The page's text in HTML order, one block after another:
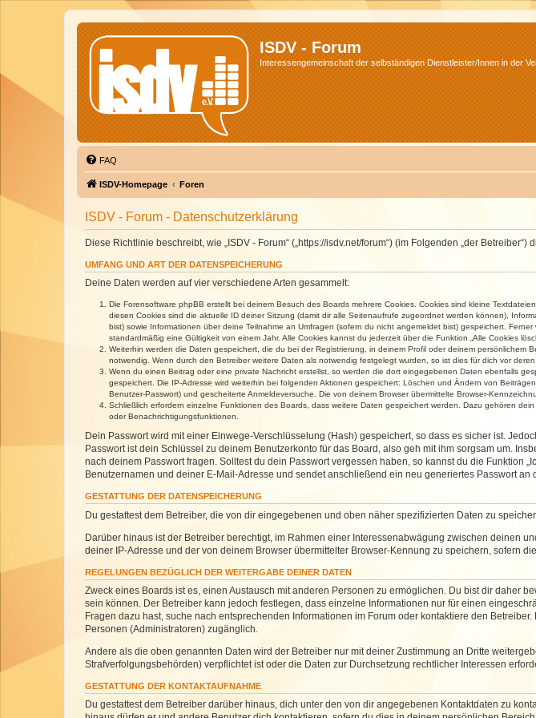
ISDV - Forum
Interessengemeinschaft der selbständigen Dienstleister/Innen in der
FAQ
ISDV-Homepage Foren
ISDV - Forum - Datenschutzerklärung
Diese Richtlinie beschreibt, wie „ISDV - Forum“ („https://isdv.net/forum“) (im Folgenden „der
UMFANG UND ART DER DATENSPEICHERUNG
Deine Daten werden auf vier verschiedene Arten gesammelt:
Die Forensoftware phpBB erstellt bei deinem Besuch des Boards mehrere Cookies. Cookies sind kleine
diesen Cookies sind die aktuelle ID deiner Sitzung (damit dir alle Seitenaufrufe zugeordnet werden können),
bist) sowie Informationen über deine Teilnahme an Umfragen (sofern du nicht angemeldet bist) gespeichert.
standardmäßig eine Gültigkeit von einem Jahr. Alle Cookies kannst du jederzeit über die Funktion „Alle Cookies
Weiterhin werden die Daten gespeichert, die du bei der Registrierung, in deinem Profil oder deinem
notwendig. Wenn durch den Betreiber weitere Daten als notwendig festgelegt wurden, so ist dies für dich vor
Wenn du einen Beitrag oder eine private Nachricht erstellst, so werden die dort eingegebenen Daten ebenfalls
gespeichert. Die IP-Adresse wird weiterhin bei folgenden Aktionen gespeichert: Löschen und Ändern von
Benutzer-Passwort) und gescheiterte Anmeldeversuche. Die von deinem Browser übermittelte Browser-
Schließlich erfordern einzelne Funktionen des Boards, dass weitere Daten gespeichert werden. Dazu gehören
oder Benachrichtigungsfunktionen.
Dein Passwort wird mit einer Einwege-Verschlüsselung (Hash) gespeichert, so dass es sicher ist.
Passwort ist dein Schlüssel zu deinem Benutzerkonto für das Board, also geh mit ihm sorgsam um.
nach deinem Passwort fragen. Solltest du dein Passwort vergessen haben, so kannst du die Funktion
Benutzernamen und deiner E-Mail-Adresse und sendet anschließend ein neu generiertes Passwort
GESTATTUNG DER DATENSPEICHERUNG
Du gestattest dem Betreiber, die von dir eingegebenen und oben näher spezifizierten Daten zu
Darüber hinaus ist der Betreiber berechtigt, im Rahmen einer Interessenabwägung zwischen deinen
deiner IP-Adresse und der von deinem Browser übermittelter Browser-Kennung zu speichern, sofern
REGELUNGEN BEZÜGLICH DER WEITERGABE DEINER DATEN
Zweck eines Boards ist es, einen Austausch mit anderen Personen zu ermöglichen. Du bist dir daher
sein können. Der Betreiber kann jedoch festlegen, dass einzelne Informationen nur für einen
Fragen dazu hast, suche nach entsprechenden Informationen im Forum oder kontaktiere den
Personen (Administratoren) zugänglich.
Andere als die oben genannten Daten wird der Betreiber nur mit deiner Zustimmung an Dritte
Strafverfolgungsbehörden) verpflichtet ist oder die Daten zur Durchsetzung rechtlicher Interessen
GESTATTUNG DER KONTAKTAUFNAHME
Du gestattest dem Betreiber darüber hinaus, dich unter den von dir angegebenen Kontaktdaten zu